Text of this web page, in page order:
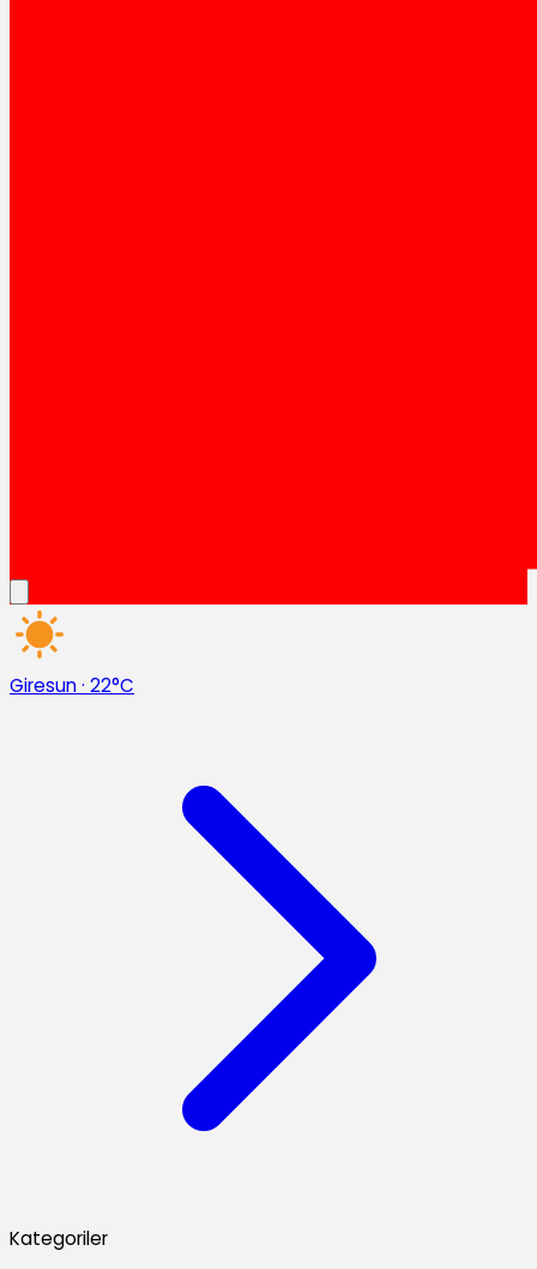
Giresun· 22°C
Kategoriler